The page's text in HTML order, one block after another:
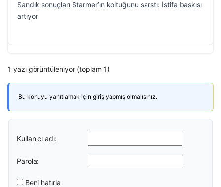
Sandık sonuçları Starmer’ın koltuğunu sarstı: İstifa baskısı
artıyor
1 yazı görüntüleniyor (toplam 1)
Bu konuyu yanıtlamak için giriş yapmış olmalısınız.
Kullanıcı adı:
Parola:
Beni hatırla